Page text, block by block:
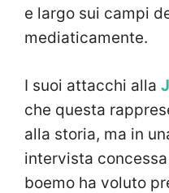
e largo sui campi
mediaticamente.
I suoi attacchi alla
che questa
alla storia, ma in
intervista
boemo ha voluto